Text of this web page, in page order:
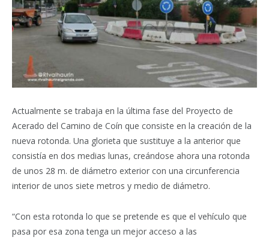
Actualmente se trabaja en la última fase del Proyecto de
Acerado del Camino de Coín que consiste en la creación de la
nueva rotonda. Una glorieta que sustituye a la anterior que
consistía en dos medias lunas, creándose ahora una rotonda
de unos 28 m. de diámetro exterior con una circunferencia
interior de unos siete metros y medio de diámetro.
“Con esta rotonda lo que se pretende es que el vehículo que
pasa por esa zona tenga un mejor acceso a las